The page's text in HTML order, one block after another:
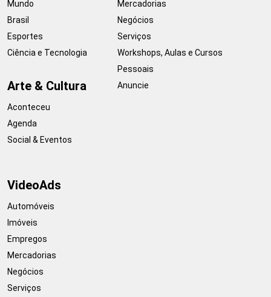
Mundo
Brasil
Esportes
Ciência e Tecnologia
Arte & Cultura
Aconteceu
Agenda
Social & Eventos
Mercadorias
Negócios
Serviços
Workshops, Aulas e Cursos
Pessoais
Anuncie
VideoAds
Automóveis
Imóveis
Empregos
Mercadorias
Negócios
Serviços